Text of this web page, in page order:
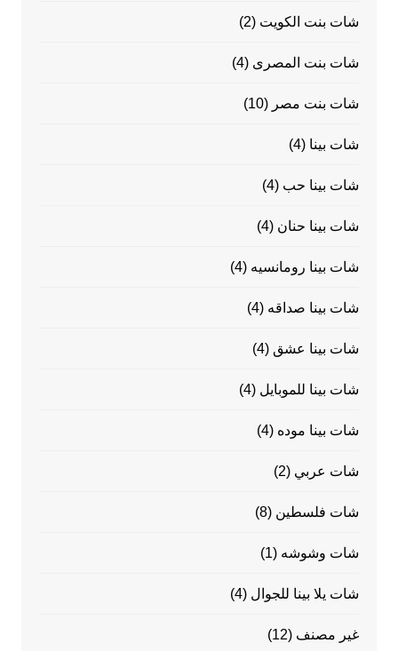
شات بنت الكويت (2)
شات بنت المصرى (4)
شات بنت مصر (10)
شات بينا (4)
شات بينا حب (4)
شات بينا حنان (4)
شات بينا رومانسيه (4)
شات بينا صداقه (4)
شات بينا عشق (4)
شات بينا للموبايل (4)
شات بينا موده (4)
شات عربي (2)
شات فلسطين (8)
شات وشوشه (1)
شات يلا بينا للجوال (4)
غير مصنف (12)